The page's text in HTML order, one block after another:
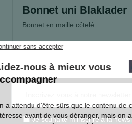
Bonnet uni Blaklader
Bonnet en maille côtelé
Je souhaite m'inscrire à la